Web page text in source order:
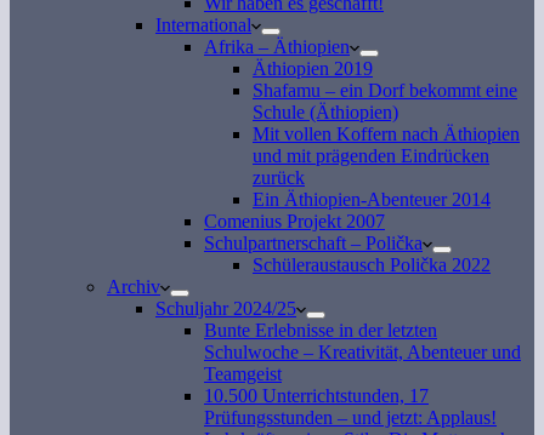
International
Afrika – Äthiopien
Äthiopien 2019
Shafamu – ein Dorf bekommt eine
Schule (Äthiopien)
Mit vollen Koffern nach Äthiopien
und mit prägenden Eindrücken
zurück
Ein Äthiopien-Abenteuer 2014
Comenius Projekt 2007
Schulpartnerschaft – Polička
Schüleraustausch Polička 2022
Archiv
Schuljahr 2024/25
Bunte Erlebnisse in der letzten
Schulwoche – Kreativität, Abenteuer und
Teamgeist
10.500 Unterrichtstunden, 17
Prüfungsstunden – und jetzt: Applaus!